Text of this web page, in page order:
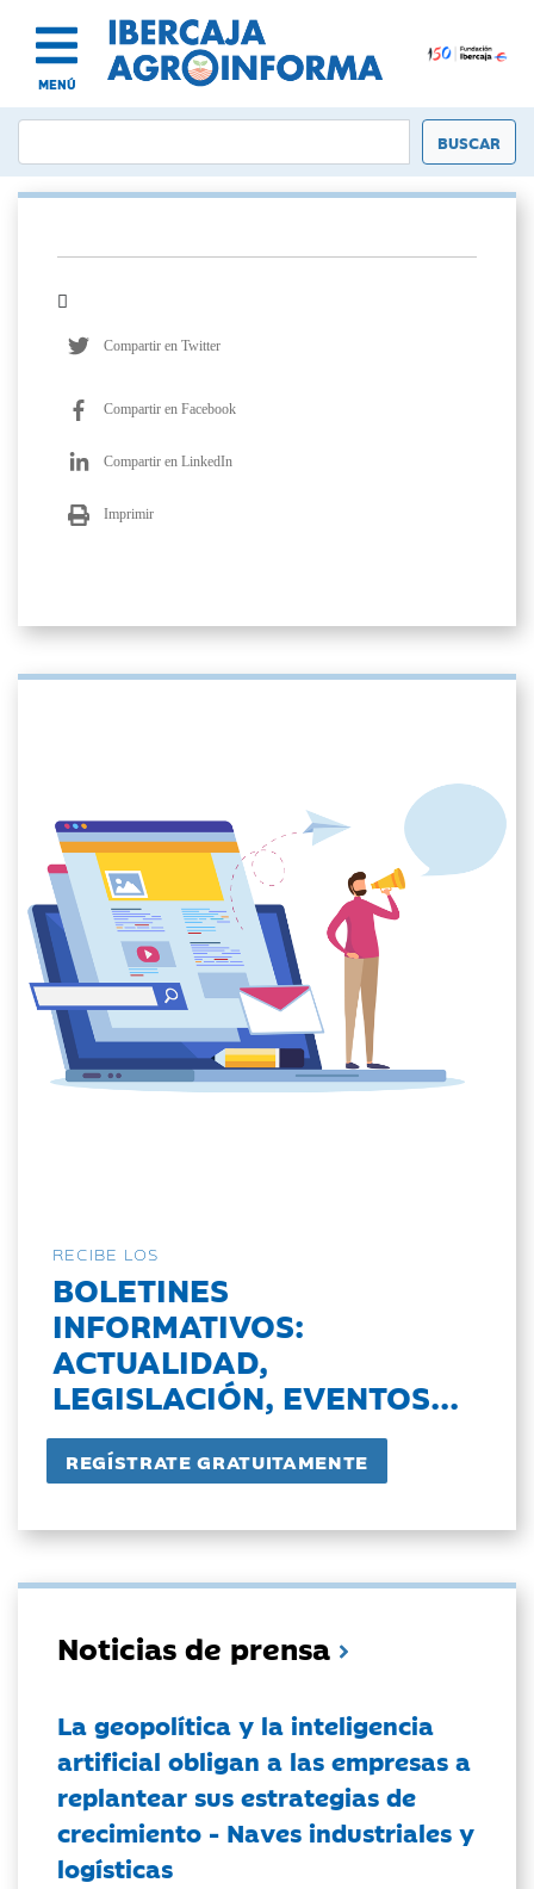
MENÚ
Compartir en Twitter
Compartir en Facebook
Compartir en LinkedIn
Imprimir
RECIBE LOS
BOLETINES
INFORMATIVOS:
ACTUALIDAD,
LEGISLACIÓN, EVENTOS...
Noticias de prensa
La geopolítica y la inteligencia
artificial obligan a las empresas a
replantear sus estrategias de
crecimiento - Naves industriales y
logísticas